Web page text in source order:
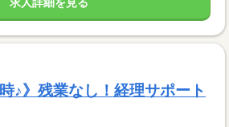
♪》残業なし！経理サポート